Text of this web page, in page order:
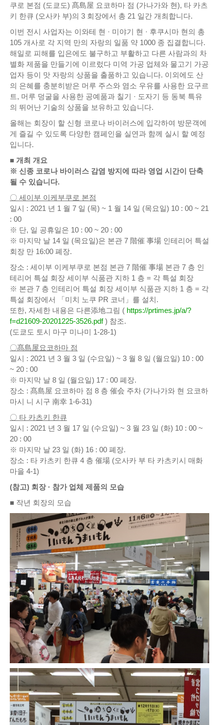
쿠로 본점 (도쿄도) 髙島屋 요코하마 점 (가나가와 현), 타 카츠
키 한큐 (오사카 부)의 3 회장에서 총 21 일간 개최합니다.
이번 전시 사업자는 이와테 현 · 미야기 현 · 후쿠시마 현의 총
105 개사로 각 지역 만의 자랑의 일품 약 1000 종 집결합니다.
해일로 피해를 입은에도 불구하고 부활하고 다른 사람과의 차
별화 제품을 만들기에 이르렀다 미역 가공 업체와 물고기 가공
업자 등이 맛 자랑의 상품을 출품하고 있습니다. 이외에도 산
의 은혜를 충분히받은 머루 주스와 염소 우유를 사용한 요구르
트, 머루 덩굴을 사용한 공예품과 칠기 · 도자기 등 동북 특유
의 뛰어난 기술의 상품을 보유하고 있습니다.
올해는 회장이 할 신형 코로나 바이러스에 입각하여 방문객에
게 즐길 수 있도록 다양한 캠페인을 실연과 함께 실시 할 예정
입니다.
■ 개최 개요
※ 신종 코로나 바이러스 감염 방지에 따라 영업 시간이 단축
될 수 있습니다.
〇 세이부 이케부쿠로 본점
일시 : 2021 년 1 월 7 일 (목) ~ 1 월 14 일 (목요일) 10 : 00 ~ 21
: 00
※ 단, 일 공휴일은 10 : 00 ~ 20 : 00
※ 마지막 날 14 일 (목요일)은 본관 7 階催 事場 인테리어 특설
회장 만 16:00 폐장.
장소 : 세이부 이케부쿠로 본점 본관 7 階催 事場 본관 7 층 인
테리어 특설 회장 세이부 식품관 지하 1 층 = 각 특설 회장
※ 본관 7 층 인테리어 특설 회장 세이부 식품관 지하 1 층 = 각
특설 회장에서 「미치 노쿠 PR 코너」를 설치.
또한, 자세한 내용은 다른添地그림 ( https://prtimes.jp/a/?
f=d21609-20201225-3526.pdf) 참조.
(도쿄도 토시 마구 미나미 1-28-1)
〇髙島屋요코하마 점
일시 : 2021 년 3 월 3 일 (수요일) ~ 3 월 8 일 (월요일) 10 : 00
~ 20 : 00
※ 마지막 날 8 일 (월요일) 17 : 00 폐장.
장소 : 髙島屋 요코하마 점 8 층 催会 주차 (가나가와 현 요코하
마시 니 시구 南幸 1-6-31)
〇 타 카츠키 한큐
일시 : 2021 년 3 월 17 일 (수요일) ~ 3 월 23 일 (화) 10 : 00 ~
20 : 00
※ 마지막 날 23 일 (화) 16 : 00 폐장.
장소 : 타 카츠키 한큐 4 층 催場 (오사카 부 타 카츠키시 매화
마을 4-1)
(참고) 회장 · 참가 업체 제품의 모습
■ 작년 회장의 모습